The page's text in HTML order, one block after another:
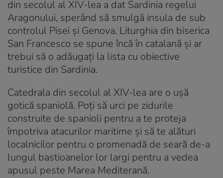
din secolul al XIV-lea a dat Sardinia regelui
Aragonului, sperând să smulgă insula de sub
controlul Pisei și Genova. Liturghia din biserica
San Francesco se spune încă în catalană și ar
trebui să o adăugați la lista cu obiective
turistice din Sardinia.
Catedrala din secolul al XIV-lea are o ușă
gotică spaniolă. Poți să urci pe zidurile
construite de spanioli pentru a te proteja
împotriva atacurilor maritime și să te alături
localnicilor pentru o promenadă de seară de-a
lungul bastioanelor lor largi pentru a vedea
apusul peste Marea Mediterană.